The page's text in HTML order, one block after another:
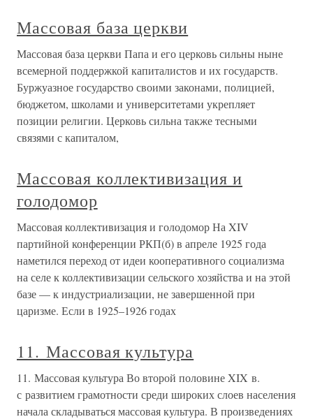
Массовая база церкви
Массовая база церкви Папа и его церковь сильны ныне
всемерной поддержкой капиталистов и их государств.
Буржуазное государство своими законами, полицией,
бюджетом, школами и университетами укрепляет
позиции религии. Церковь сильна также тесными
связями с капиталом,
Массовая коллективизация и
голодомор
Массовая коллективизация и голодомор На XIV
партийной конференции РКП(б) в апреле 1925 года
наметился переход от идеи кооперативного социализма
на селе к коллективизации сельского хозяйства и на этой
базе — к индустриализации, не завершенной при
царизме. Если в 1925–1926 годах
11. Массовая культура
11. Массовая культура Во второй половине XIX в.
с развитием грамотности среди широких слоев населения
начала складываться массовая культура. В произведениях